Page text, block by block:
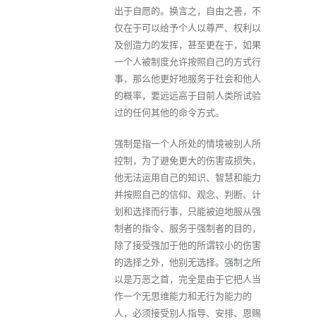
出于自愿的。换言之，自由之善，不
仅在于可以给予个人以尊严、权利以
及创造力的发挥，甚至更在于，如果
一个人被制度允许按照自己的方式行
事，那么他更好地服务于社会和他人
的概率，要远远高于目前人类所试验
过的任何其他的命令方式。
强制是指一个人所处的情境被别人所
控制，为了避免更大的伤害或损失，
他无法运用自己的知识、智慧和能力
并按照自己的信仰、观念、判断、计
划和选择而行事，只能被迫地服从强
制者的指令、服务于强制者的目的，
除了接受强加于他的所谓较小的伤害
的选择之外，他别无选择。强制之所
以是万恶之首，完全是由于它把人当
作一个无思维能力和无行为能力的
人，必须接受别人指导、安排、恩赐